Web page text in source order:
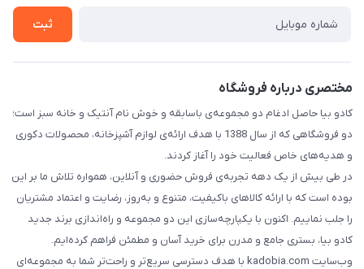
ثبت
مختصری درباره فروشگاه
کادو بیا حاصل ادغام دو مجموعه‌ی باسابقه و خوش‌ نام آنتیک و خانه سبز است؛
دو فروشگاهی که از سال 1388 با هدف ارائه‌ی لوازم آشپزخانه، محصولات دکوری
و هدیه‌های خاص فعالیت خود را آغاز کردند.
در طی بیش از یک دهه تجربه‌ی فروش حضوری و آنلاین، همواره تلاش ما بر این
بوده است که با ارائه کالاهای باکیفیت، متنوع و به‌روز، رضایت و اعتماد مشتریان
را جلب نماییم. اکنون با یکپارچه‌سازی این دو مجموعه و راه‌اندازی برند جدید
کادو بیا، بستری جامع و مدرن برای خرید آسان و مطمئن فراهم کرده‌ایم.
وب‌سایت kadobia.com با هدف دسترسی سریع‌تر و راحت‌تر شما به مجموعه‌ای